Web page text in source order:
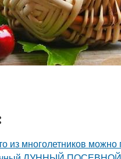
из многолетников можно